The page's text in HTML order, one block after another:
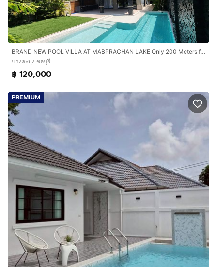
BRAND NEW POOL VILLA AT MABPRACHAN LAKE Only 200 Meters from Mabprachan Lake
บางละมุง ชลบุรี
฿ 120,000
PREMIUM